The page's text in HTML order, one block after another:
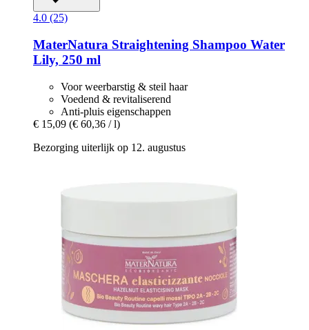
4.0 (25)
MaterNatura Straightening Shampoo Water
Lily, 250 ml
Voor weerbarstig & steil haar
Voedend & revitaliserend
Anti-pluis eigenschappen
€ 15,09 (€ 60,36 / l)
Bezorging uiterlijk op 12. augustus